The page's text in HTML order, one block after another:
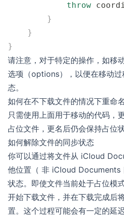
            throw
        }
    }
}
请注意，对于特定的操作，如移
选项（options），以便在移动
态。
如何在不下载文件的情况下重命
只需使用上面用于移动的代码，
占位文件，更名后仍会保持占位状
如何解除文件的同步状态
你可以通过将文件从 iCloud
他位置（ 非 iCloud Documents
状态。即使文件当前处于占位模
开始下载文件，并在下载完成后
置。这个过程可能会有一定的延